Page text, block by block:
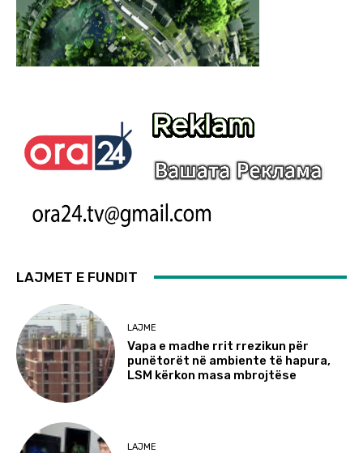
LAJMET E FUNDIT
LAJME
Vapa e madhe rrit rrezikun për
punëtorët në ambiente të hapura,
LSM kërkon masa mbrojtëse
LAJME